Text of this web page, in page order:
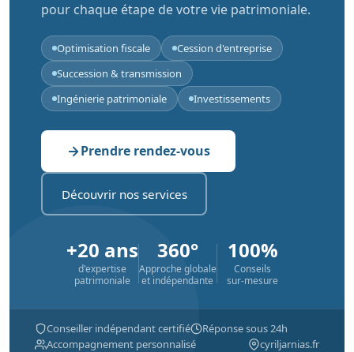
pour chaque étape de votre vie patrimoniale.
Optimisation fiscale
Cession d'entreprise
Succession & transmission
Ingénierie patrimoniale
Investissements
Prendre rendez-vous
Découvrir nos services
+20 ans
d'expertise
patrimoniale
360°
Approche globale
et indépendante
100%
Conseils
sur-mesure
Conseiller indépendant certifié
Réponse sous 24h
Accompagnement personnalisé
cyriljarnias.fr